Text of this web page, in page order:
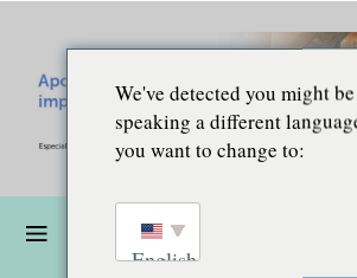
We've detected you might be
speaking a different
you want to change to:
English